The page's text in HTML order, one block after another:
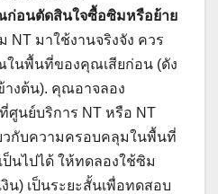
อนตัดสินใจซื้อซิมหรือย้าย
NT มาใช้งานจริงจัง ควร
นพื้นที่ของคุณเสียก่อน (ดัง
างต้น). คุณอาจลอง
ศูนย์บริการ NT หรือ NT
วกับความครอบคลุมในพื้นที่
นไปได้ ให้ทดลองใช้ซิม
งิน) เป็นระยะสั้นเพื่อทดสอบ